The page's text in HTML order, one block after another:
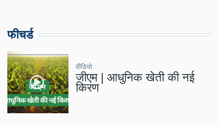
फीचर्ड
वीडियो
जीएम | आधुनिक खेती की नई
किरण